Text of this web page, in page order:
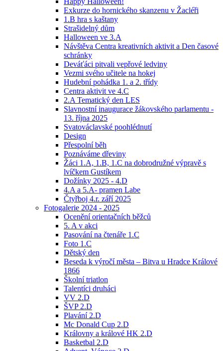
Exkurze do hornického skanzenu v Žacléři
1.B hra s kaštany
Strašidelný dům
Halloween ve 3.A
Návštěva Centra kreativních aktivit a Den časové
schránky
Deváťáci pitvali vepřové ledviny
Vezmi svého učitele na hokej
Hudební pohádka 1. a 2. třídy
Centra aktivit ve 4.C
2.A Tematický den LES
Slavnostní inaugurace žákovského parlamentu -
13. října 2025
Svatováclavské poohlédnutí
Design
Přespolní běh
Poznáváme dřeviny
Žáci 1.A, 1.B, 1.C na dobrodružné výpravě s
lvíčkem Gustíkem
Dožínky 2025 - 4.D
4.A a 5.A- pramen Labe
Čtyřboj 4.r. září 2025
Fotogalerie 2024 - 2025
Ocenění orientačních běžců
5. A v akci
Pasování na čtenáře 1.C
Foto 1.C
Dětský den
Beseda k výročí města – Bitva u Hradce Králové
1866
Školní triatlon
Talentíci druháci
VV 2.D
ŠVP 2.D
Plavání 2.D
Mc Donald Cup 2.D
Královny a králové HK 2.D
Basketbal 2.D